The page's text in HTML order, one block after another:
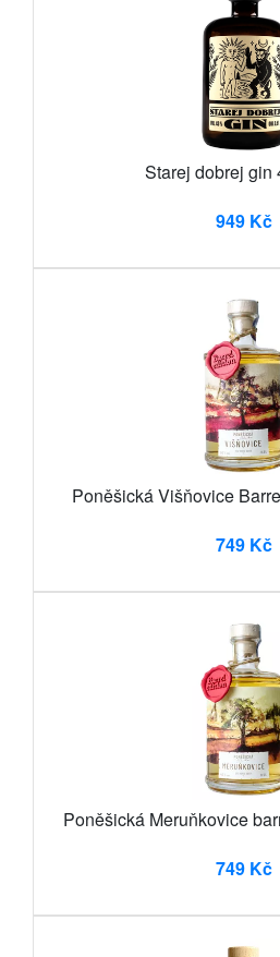
Starej dobrej gin
949 Kč
Poněšická Višňovice
749 Kč
Poněšická Meruňkovice
749 Kč